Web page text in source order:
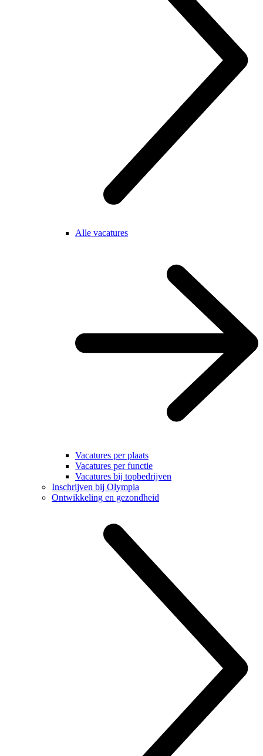
Alle vacatures
Vacatures per plaats
Vacatures per functie
Vacatures bij topbedrijven
Inschrijven bij Olympia
Ontwikkeling en gezondheid